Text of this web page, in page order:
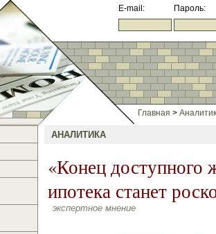
E-mail: Пароль:
Главная >
АНАЛИТИКА
«Конец доступного
ипотека станет
экспертное мнение